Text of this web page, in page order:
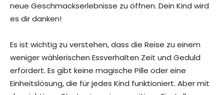
neue Geschmackserlebnisse zu öffnen. Dein Kind wird
es dir danken!
Es ist wichtig zu verstehen, dass die Reise zu einem
weniger wählerischen Essverhalten Zeit und Geduld
erfordert. Es gibt keine magische Pille oder eine
Einheitslösung, die für jedes Kind funktioniert. Aber mit